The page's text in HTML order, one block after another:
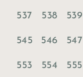
537 538 539
545 546 547
553 554 555